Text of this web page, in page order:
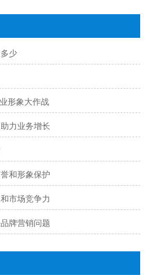
少
形象大作战
力业务增长
和形象保护
市场竞争力
牌营销问题